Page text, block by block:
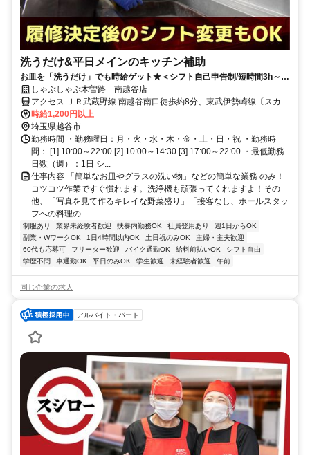
洗うだけ&平日メインのキッチン補助
お皿を「洗うだけ」でも時給ゲット★＜シフト自己申告制/短時間3h～/
週1日～＞
しゃぶしゃぶ木曽路 南越谷店
アクセス ＪＲ武蔵野線 南越谷南口徒歩約8分、東武伊勢崎線〔スカイ
ツリーライン〕 新越谷東口徒歩約8分、東武伊勢崎線〔スカイツリー
ライン〕 蒲生東口徒歩約12分 南越谷駅南口 徒歩5分
時給1,200円以上
埼玉県越谷市
勤務時間 ・勤務曜日：月・火・水・木・金・土・日・祝 ・勤務時
間： [1] 10:00～22:00 [2] 10:00～14:30 [3] 17:00～22:00 ・最低勤務
日数（週）：1日 シ...
仕事内容 「簡単なお皿やグラスの洗い物」などの簡単な業務 のみ！
コツコツ作業ですぐ慣れます。洗浄機も頑張ってくれますよ！その
他、「写真を見て作るキレイな野菜盛り」「接客なし、ホールスタッ
フへの料理の...
制服あり 業界未経験者歓迎 扶養内勤務OK 社員登用あり
週1日からOK
副業・WワークOK
1日4時間以内OK 土日祝のみOK
主婦・主夫歓迎
60代も応募可
フリーター歓迎 バイク通勤OK 給料前払いOK
シフト自由
学歴不問
車通勤OK 平日のみOK 学生歓迎 未経験者歓迎 午前
同じ企業の求人
アルバイト・パート